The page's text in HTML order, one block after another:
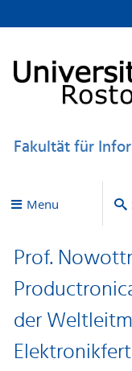
Fakultät für
Menu
Prof.
der